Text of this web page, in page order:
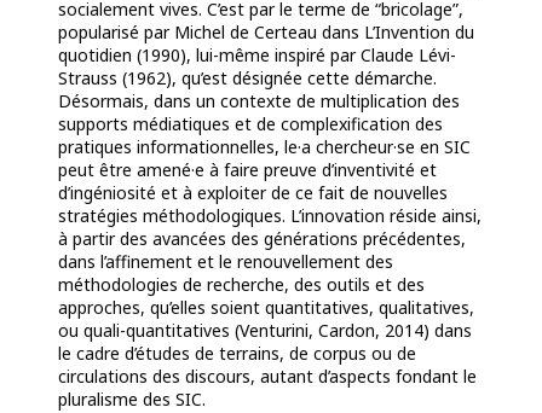
socialement vives. C’est par le terme de “bricolage”,
popularisé par Michel de Certeau dans L’Invention du
quotidien (1990), lui-même inspiré par Claude Lévi-
Strauss (1962), qu’est désignée cette démarche.
Désormais, dans un contexte de multiplication des
supports médiatiques et de complexification des
pratiques informationnelles, le·a chercheur·se en SIC
peut être amené·e à faire preuve d’inventivité et
d’ingéniosité et à exploiter de ce fait de nouvelles
stratégies méthodologiques. L’innovation réside ainsi,
à partir des avancées des générations précédentes,
dans l’affinement et le renouvellement des
méthodologies de recherche, des outils et des
approches, qu’elles soient quantitatives, qualitatives,
ou quali-quantitatives (Venturini, Cardon, 2014) dans
le cadre d’études de terrains, de corpus ou de
circulations des discours, autant d’aspects fondant le
pluralisme des SIC.